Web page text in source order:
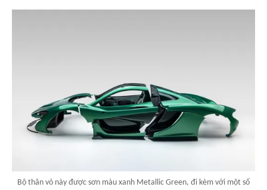
Bộ thân vỏ này được sơn màu xanh Metallic Green, đi kèm với một số